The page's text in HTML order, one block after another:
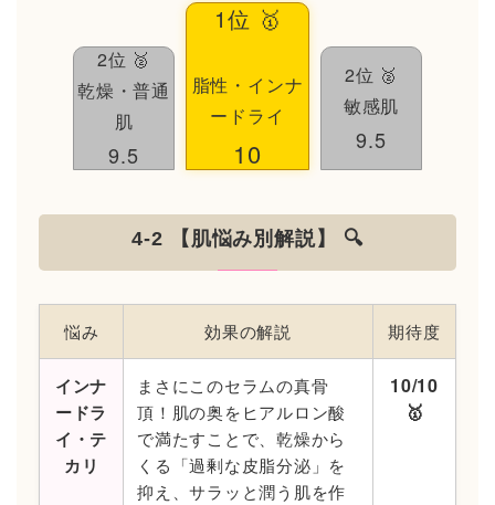
2位 🥈
乾燥・普通
肌
9.5
1位 🥇
脂性・インナ
ードライ
10
2位 🥈
敏感肌
9.5
4-2 【肌悩み別解説】 🔍
悩み 効果の解説 期待度
インナ
ードラ
イ・テ
カリ
まさにこのセラムの真骨
頂！肌の奥をヒアルロン酸
で満たすことで、乾燥から
くる「過剰な皮脂分泌」を
抑え、サラッと潤う肌を作
10/10
🥇